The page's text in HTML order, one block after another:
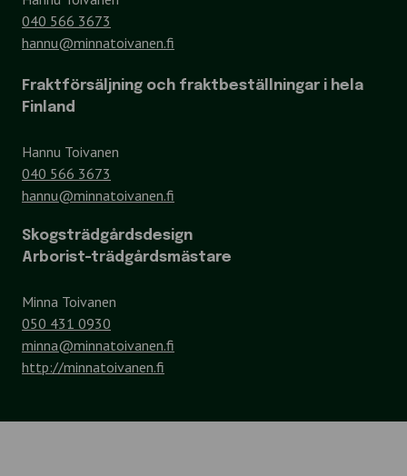
040 566 3673
hannu@minnatoivanen.fi
Fraktförsäljning och fraktbeställningar i hela
Finland
Hannu Toivanen
040 566 3673
hannu@minnatoivanen.fi
Skogsträdgårdsdesign
Arborist-trädgårdsmästare
Minna Toivanen
050 431 0930
minna@minnatoivanen.fi
http://minnatoivanen.fi